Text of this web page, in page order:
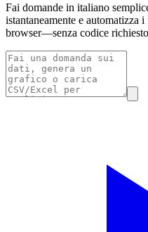
Fai domande in italiano
istantaneamente e
browser—senza codice